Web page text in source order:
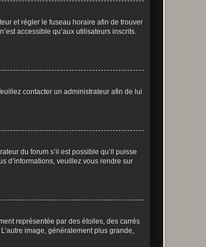
et régler le fuseau horaire afin de trouver
accessible qu’aux utilisateurs inscrits.
contacter un administrateur afin de lui
du forum s’il est possible qu’il puisse
d’informations, veuillez vous rendre sur
représentée par des étoiles, des carrés
image, généralement plus grande,